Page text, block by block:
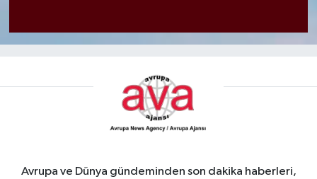
Avrupa ve Dünya gündeminden son dakika haberleri,